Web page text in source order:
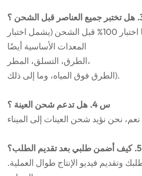
ج: نعم، لقد اجتزنا اختبار 100% قبل الشحن (يشمل اختبار
المعدات الأساسية أيضًا
الطرق، التسلق، المطر،
الطرق فوق المياه، وما إلى ذلك).
س 4. هل تدعم شحن العينة ؟
نحن نؤيد شحن العينات إلى الميناء
وتقديم فيديو الإنتاج طوال العملية.